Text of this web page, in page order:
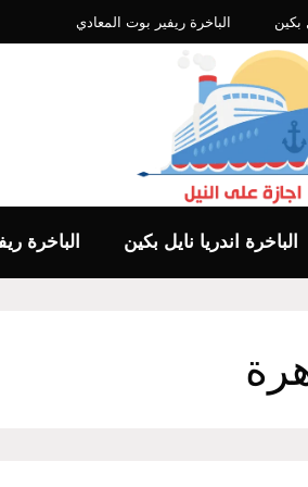
بكين الباخرة ريفير بوت المعادي
الباخرة اندريا نايل بكين الباخرة